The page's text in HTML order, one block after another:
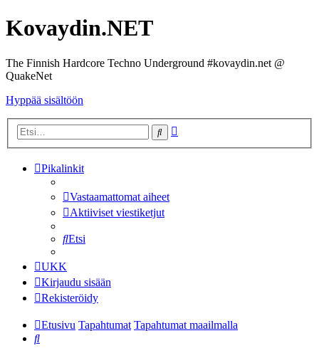
Kovaydin.NET
The Finnish Hardcore Techno Underground #kovaydin.net @
QuakeNet
Hyppää sisältöön
Etsi
Pikalinkit
Vastaamattomat aiheet
Aktiiviset viestiketjut
Etsi
UKK
Kirjaudu sisään
Rekisteröidy
Etusivu Tapahtumat Tapahtumat maailmalla
Etsi